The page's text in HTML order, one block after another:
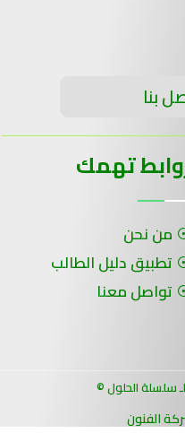
بنا
تهمك
من نحن
تطبيق دليل الطالب
تواصل معنا
سلسلة الحلول ©
الفنون